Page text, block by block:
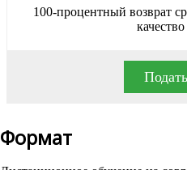
100-процентный возврат
Формат